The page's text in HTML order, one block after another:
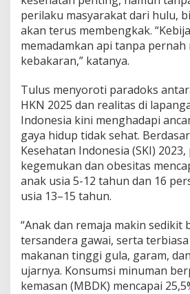
perilaku masyarakat dari hulu,
akan terus membengkak.
memadamkan api tanpa pernah
kebakaran,” katanya.
Tulus menyoroti paradoks
HKN 2025 dan realitas di
Indonesia kini menghadapi
gaya hidup tidak sehat.
Kesehatan Indonesia (SKI)
kegemukan dan obesitas
anak usia 5-12 tahun dan 16
usia 13–15 tahun.
“Anak dan remaja makin sedikit
tersandera gawai, serta
makanan tinggi gula, garam,
ujarnya. Konsumsi minuman
kemasan (MBDK) mencapai